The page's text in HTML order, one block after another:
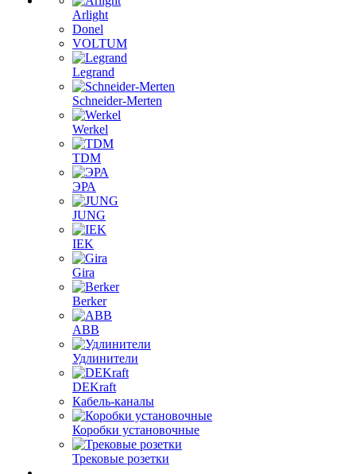
Arlight
Donel
VOLTUM
Legrand
Schneider-Merten
Werkel
TDM
ЭРА
JUNG
IEK
Gira
Berker
ABB
Удлинители
DEKraft
Кабель-каналы
Коробки установочные
Трековые розетки